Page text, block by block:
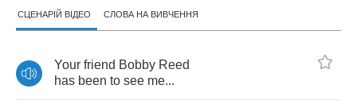
СЦЕНАРІЙ ВІДЕО СЛОВА НА ВИВЧЕННЯ
Your friend Bobby Reed
has been to see me...